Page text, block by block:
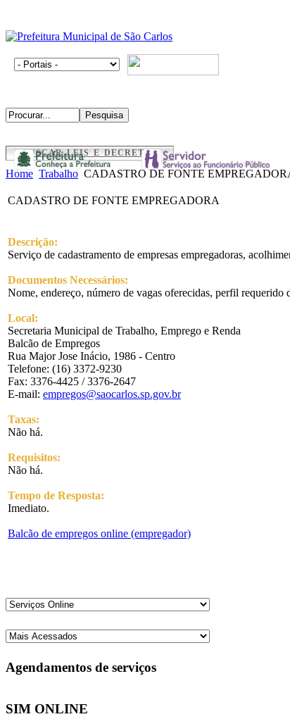
BUSCAR LEIS E DECRETOS
Home Trabalho CADASTRO DE FONTE
CADASTRO DE FONTE EMPREGADORA
Descrição:
Serviço de cadastramento de empresas empregadoras,
Documentos Necessários:
Nome, endereço, número de vagas oferecidas, perfil requerido
Local:
Secretaria Municipal de Trabalho, Emprego e Renda
Balcão de Empregos
Rua Major Jose Inácio, 1986 - Centro
Telefone: (16) 3372-9230
Fax: 3376-4425 / 3376-2647
E-mail: empregos@saocarlos.sp.gov.br
Taxas:
Não há.
Requisitos:
Não há.
Tempo de Resposta:
Imediato.
Balcão de empregos online (empregador)
Agendamentos de serviços
SIM ONLINE